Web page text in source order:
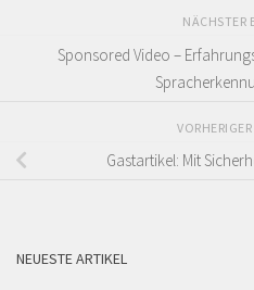
NÄCHSTER
Sponsored Video –
Gastartikel: Mit
NEUESTE ARTIKEL